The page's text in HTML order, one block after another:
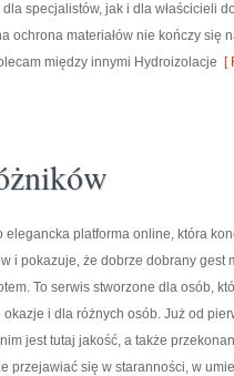
specjalistów, jak i dla właścicieli
ochrona materiałów nie kończy się
między innymi Hydroizolacje [
elegancka platforma online, która
i pokazuje, że dobrze dobrany gest
To serwis stworzone dla osób,
okazje i dla różnych osób. Już od
jest tutaj jakość, a także
przejawiać się w staranności, w